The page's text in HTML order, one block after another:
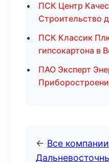
ПСК Центр
Строительство
ПСК Классик
гипсокартона в
ПАО Эксперт
← Все